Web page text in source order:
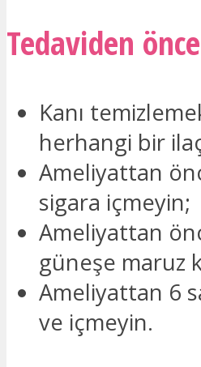
Tedaviden önce
Kanı
herhangi bir
Ameliyattan
sigara içmeyin;
Ameliyattan
güneşe maruz
Ameliyattan 6
ve içmeyin.